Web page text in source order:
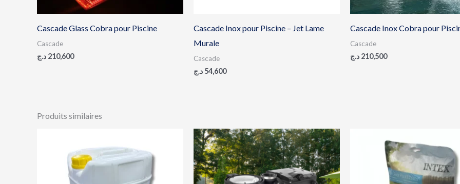
Cascade Glass Cobra pour Piscine
Cascade
210,600 د.ج
Cascade Inox pour Piscine – Jet Lame
Murale
Cascade
54,600 د.ج
Cascade Inox Cobra pour
Cascade
210,500 د.ج
Produits similaires
Plage
de
prix :
84,500 د.ج
à
88,400 د.ج